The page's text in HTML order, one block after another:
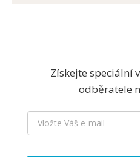
Získejte speciální
odběratele